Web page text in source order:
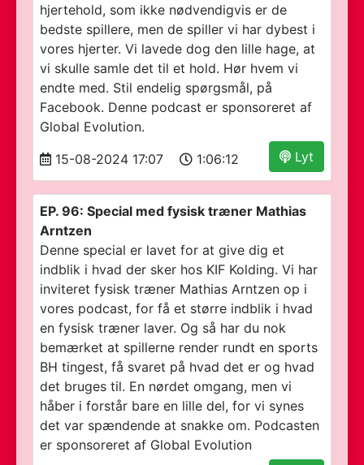
hjertehold, som ikke nødvendigvis er de
bedste spillere, men de spiller vi har dybest i
vores hjerter. Vi lavede dog den lille hage, at
vi skulle samle det til et hold. Hør hvem vi
endte med. Stil endelig spørgsmål, på
Facebook. Denne podcast er sponsoreret af
Global Evolution.
Lyt
15-08-2024 17:07 1:06:12
EP. 96: Special med fysisk træner Mathias
Arntzen
Denne special er lavet for at give dig et
indblik i hvad der sker hos KIF Kolding. Vi har
inviteret fysisk træner Mathias Arntzen op i
vores podcast, for få et større indblik i hvad
en fysisk træner laver. Og så har du nok
bemærket at spillerne render rundt en sports
BH tingest, få svaret på hvad det er og hvad
det bruges til. En nørdet omgang, men vi
håber i forstår bare en lille del, for vi synes
det var spændende at snakke om. Podcasten
er sponsoreret af Global Evolution